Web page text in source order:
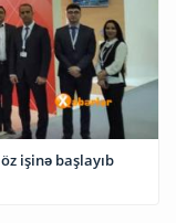
işinə başlayıb